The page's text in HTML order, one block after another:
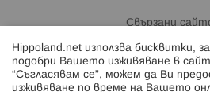
Свързани
Последвайте
Hippoland.net използва бисквитки,
подобри Вашето изживяване в
“Съгласявам се”, можем да Ви
изживяване по време на Вашето